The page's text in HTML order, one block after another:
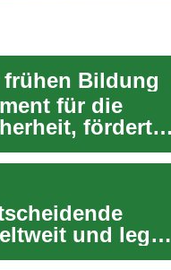
Bildung
für die
fördert
und legt